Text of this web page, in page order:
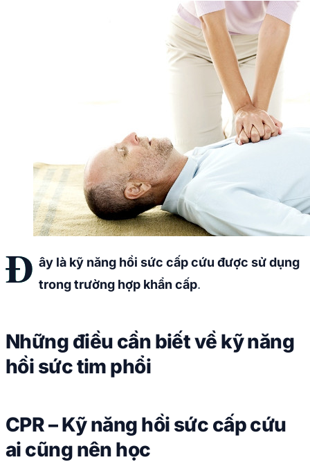
Đ ây là kỹ năng hồi sức cấp cứu được sử dụng
trong trường hợp khẩn cấp.
Những điều cần biết về kỹ năng
hồi sức tim phổi
CPR – Kỹ năng hồi sức cấp cứu
ai cũng nên học